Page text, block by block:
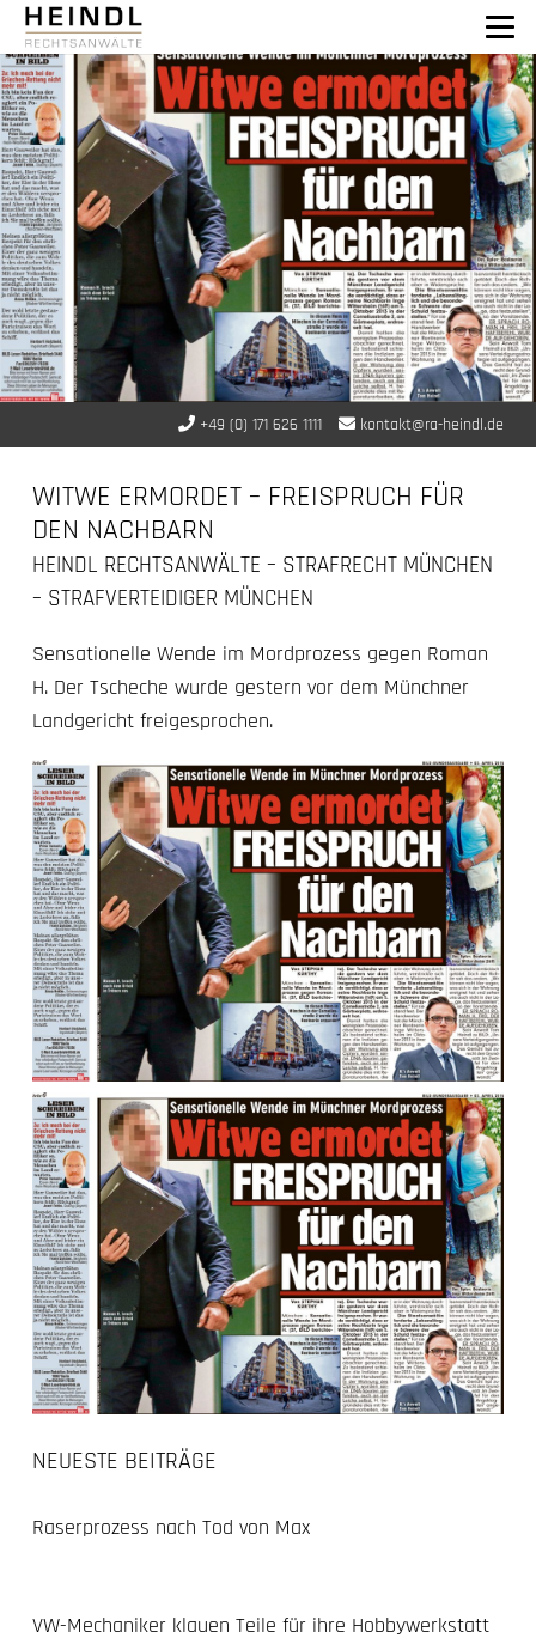
+49 (0) 171 626 1111 kontakt@ra-heindl.de
WITWE ERMORDET – FREISPRUCH FÜR
DEN NACHBARN
HEINDL RECHTSANWÄLTE – STRAFRECHT MÜNCHEN
– STRAFVERTEIDIGER MÜNCHEN
Sensationelle Wende im Mordprozess gegen Roman
H. Der Tscheche wurde gestern vor dem Münchner
Landgericht freigesprochen.
NEUESTE BEITRÄGE
Raserprozess nach Tod von Max
VW-Mechaniker klauen Teile für ihre Hobbywerkstatt